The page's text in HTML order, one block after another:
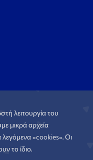
λειτουργία του
μικρά αρχεία
«cookies». Οι
το ίδιο.